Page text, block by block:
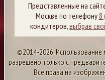
Представленные на
Москве по телефону8
кондитеров,выбрав
©2014-2026.
разрешено только с
Все права на